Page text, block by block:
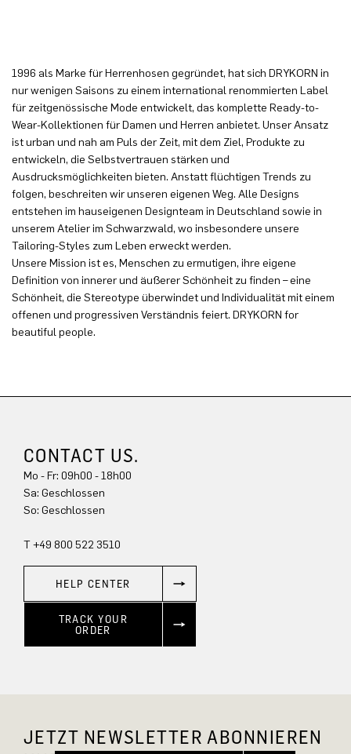
1996 als Marke für Herrenhosen gegründet, hat sich DRYKORN in
nur wenigen Saisons zu einem international renommierten Label
für zeitgenössische Mode entwickelt, das komplette Ready-to-
Wear-Kollektionen für Damen und Herren anbietet. Unser Ansatz
ist urban und nah am Puls der Zeit, mit dem Ziel, Produkte zu
entwickeln, die Selbstvertrauen stärken und
Ausdrucksmöglichkeiten bieten. Anstatt flüchtigen Trends zu
folgen, beschreiten wir unseren eigenen Weg. Alle Designs
entstehen im hauseigenen Designteam in Deutschland sowie in
unserem Atelier im Schwarzwald, wo insbesondere unsere
Tailoring-Styles zum Leben erweckt werden.
Unsere Mission ist es, Menschen zu ermutigen, ihre eigene
Definition von innerer und äußerer Schönheit zu finden – eine
Schönheit, die Stereotype überwindet und Individualität mit einem
offenen und progressiven Verständnis feiert. DRYKORN for
beautiful people.
CONTACT US.
Mo - Fr: 09h00 - 18h00
Sa: Geschlossen
So: Geschlossen
T +49 800 522 3510
HELP CENTER
TRACK YOUR
ORDER
JETZT NEWSLETTER ABONNIEREN